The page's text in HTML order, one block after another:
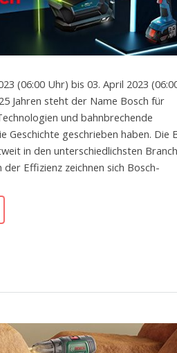
(06:00 Uhr) bis 03. April 2023
Jahren steht der Name Bosch für
und bahnbrechende
Geschichte geschrieben haben. Die
in den unterschiedlichsten
Effizienz zeichnen sich Bosch-